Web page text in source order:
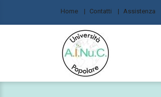
Home Contatti Assistenza